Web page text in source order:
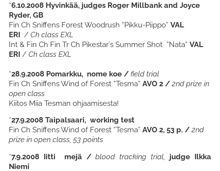
*6.10.2008 Hyvinkää, judges Roger Millbank and Joyce
Ryder, GB
Fin Ch Sniffens Forest Woodrush ”Pikku-Piippo” VAL
ERI / Ch class EXL
Int & Fin Ch Fin Tr Ch Pikestar´s Summer Shot ”Nata” VAL
ERI / Ch class EXL
*28.9.2008 Pomarkku, nome koe / field trial
Fin Ch Sniffens Wind of Forest ”Tesma” AVO 2 / 2nd prize in
open class
Kiitos Miia Tesman ohjaamisesta!
*27.9.2008 Taipalsaari, working test
Fin Ch Sniffens Wind of Forest ”Tesma” AVO 2, 53 p. / 2nd
prize in open class, 53 points
*7.9.2008 Iitti mejä /blood tracking trial,
judge Ilkka
Niemi